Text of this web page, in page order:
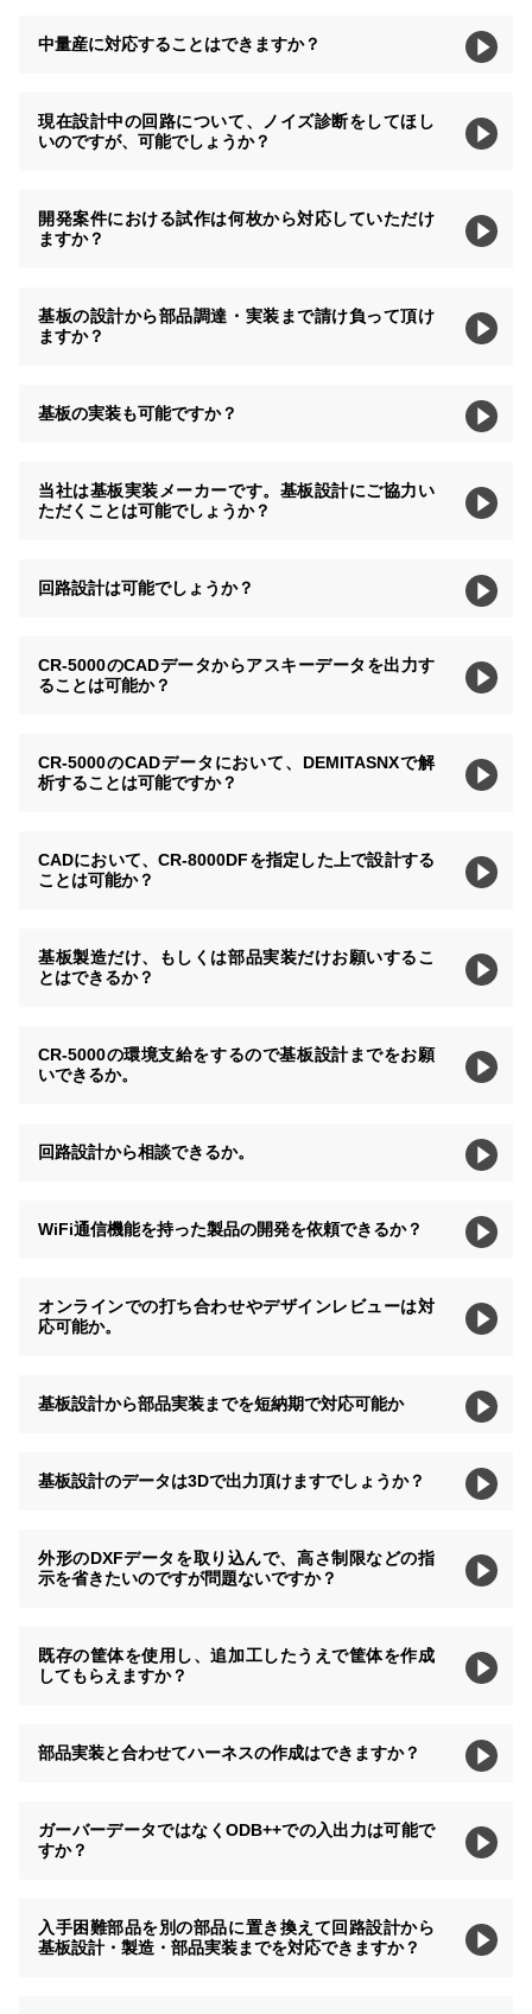
中量産に対応することはできますか？
現在設計中の回路について、ノイズ診断をしてほし
いのですが、可能でしょうか？
開発案件における試作は何枚から対応していただけ
ますか？
基板の設計から部品調達・実装まで請け負って頂け
ますか？
基板の実装も可能ですか？
当社は基板実装メーカーです。基板設計にご協力い
ただくことは可能でしょうか？
回路設計は可能でしょうか？
CR-5000のCADデータからアスキーデータを出力す
ることは可能か？
CR-5000のCADデータにおいて、DEMITASNXで解
析することは可能ですか？
CADにおいて、CR-8000DFを指定した上で設計する
ことは可能か？
基板製造だけ、もしくは部品実装だけお願いするこ
とはできるか？
CR-5000の環境支給をするので基板設計までをお願
いできるか。
回路設計から相談できるか。
WiFi通信機能を持った製品の開発を依頼できるか？
オンラインでの打ち合わせやデザインレビューは対
応可能か。
基板設計から部品実装までを短納期で対応可能か
基板設計のデータは3Dで出力頂けますでしょうか？
外形のDXFデータを取り込んで、高さ制限などの指
示を省きたいのですが問題ないですか？
既存の筐体を使用し、追加工したうえで筐体を作成
してもらえますか？
部品実装と合わせてハーネスの作成はできますか？
ガーバーデータではなくODB++での入出力は可能で
すか？
入手困難部品を別の部品に置き換えて回路設計から
基板設計・製造・部品実装までを対応できますか？